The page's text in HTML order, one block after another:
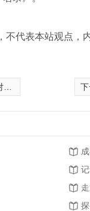
代表本站观点，
下